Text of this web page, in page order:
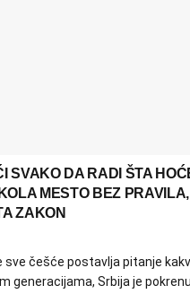
SVAKO DA RADI ŠTA
MESTO BEZ
ZAKON
sve češće postavlja pitanje
generacijama, Srbija je